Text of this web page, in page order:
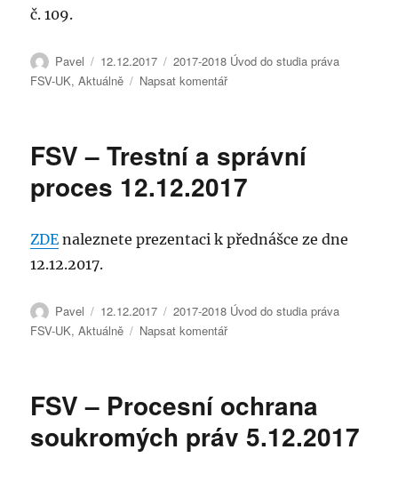
č. 109.
Autor:
Pavel Publikováno:
12.12.2017 Rubriky:
2017-2018 Úvod do studia práva
FSV-UK,Aktuálně Napsat komentářpro
FSV
Termíny
zápočtů
FSV – Trestní a správní
proces 12.12.2017
ZDE naleznete prezentaci k přednášce ze dne
12.12.2017.
Autor:
Pavel Publikováno:
12.12.2017 Rubriky:
2017-2018 Úvod do studia práva
FSV-UK,Aktuálně Napsat komentářpro
FSV
Trestní
FSV – Procesní ochrana
soukromých práv 5.12.2017